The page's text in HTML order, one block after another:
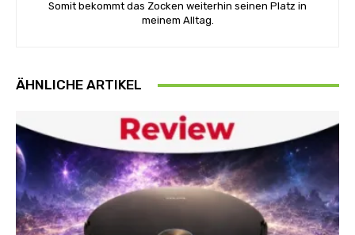
Somit bekommt das Zocken weiterhin seinen Platz in
meinem Alltag.
ÄHNLICHE ARTIKEL